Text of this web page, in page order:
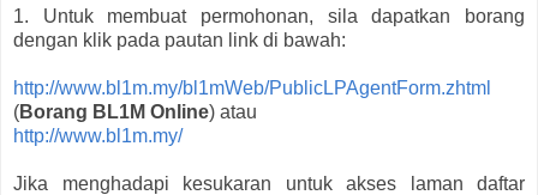
1. Untuk membuat permohonan, sila dapatkan borang
dengan klik pada pautan link di bawah:
http://www.bl1m.my/bl1mWeb/PublicLPAgentForm.zhtml
(Borang BL1M Online) atau
http://www.bl1m.my/
Jika menghadapi kesukaran untuk akses laman daftar